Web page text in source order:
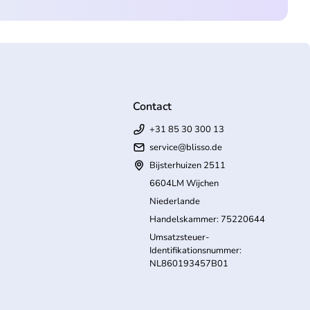
Contact
+31 85 30 300 13
service@blisso.de
Bijsterhuizen 2511
6604LM Wijchen
Niederlande
Handelskammer: 75220644
Umsatzsteuer-
Identifikationsnummer:
NL860193457B01